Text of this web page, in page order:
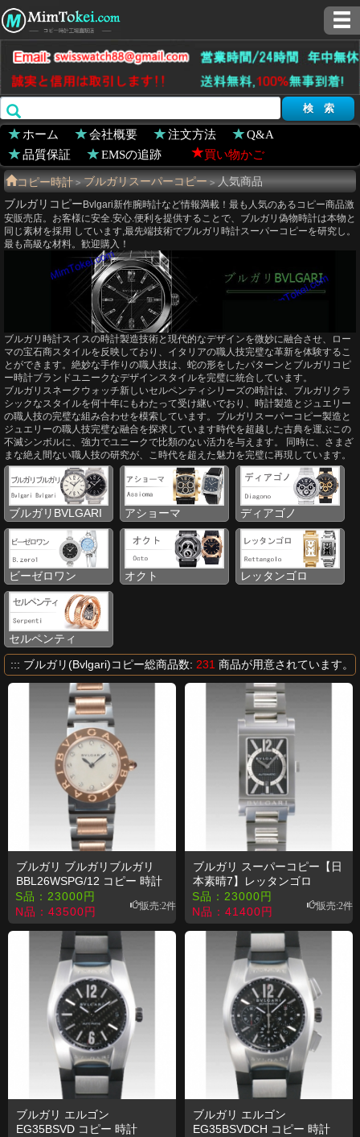
ホーム 会社概要 注文方法
Q&A
品質保証
EMSの追跡 買い物かご
コピー時計 > ブルガリスーパーコピー > 人気商品
ブルガリコピー Bvlgari新作腕時計など情報満載！最も人気のあるコピー商品激
安販売店。お客様に安全.安心.便利を提供することで、ブルガリ偽物時計は本物と
同じ素材を採用 しています,最先端技術でブルガリ時計スーパーコピーを研究し。
最も高級な材料。歓迎購入！
ブルガリ時計スイスの時計製造技術と現代的​​なデザインを微妙に融合させ、ロー
マの宝石商スタイルを反映しており、イタリアの職人技完璧な革新を体験するこ
とができます。絶妙な手作りの職人技は、蛇の形をしたパターンとブルガリコピ
ー時計ブランドユニークなデザインスタイルを完璧に統合しています。
ブルガリスネークウォッチ新しいセルペンティシリーズの時計は、ブルガリクラ
シックなスタイルを何十年にもわたって受け継いでおり、時計製造とジュエリー
の職人技の完璧な組み合わせを模索しています。ブルガリスーパーコピー製造と
ジュエリーの職人技完璧な融合を探求しています時代を超越した古典を運ぶこの
不滅シンボルに、強力でユニークで比類のない活力を与えます。 同時に、さまざ
まな絶え間ない職人技の研究が、こ時代を超えた魅力を完璧に再現しています。
ブルガリBVLGARI アショーマ ディアゴノ
ビーゼロワン オクト レッタンゴロ
セルペンティ
::: ブルガリ(Bvlgari)コピー総商品数: 231 商品が用意されています。
ブルガリ ブルガリブルガリ
BBL26WSPG/12 コピー 時計
S品： 23000円
N品： 43500円
販売:2件
ブルガリ スーパーコピー【日
本素晴7】レッタンゴロ
RT45BRSSD
S品： 23000円
N品： 41400円
販売:2件
ブルガリ エルゴン
EG35BSVD コピー 時計
ブルガリ エルゴン
EG35BSVDCH コピー 時計